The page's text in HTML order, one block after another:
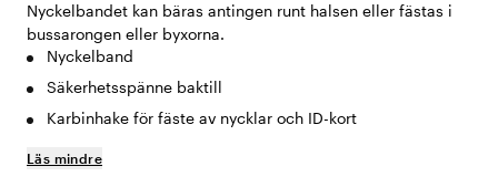
Nyckelbandet kan bäras antingen runt halsen eller fästas i
bussarongen eller byxorna.
Nyckelband
Säkerhetsspänne baktill
Karbinhake för fäste av nycklar och ID-kort
Läs mindre